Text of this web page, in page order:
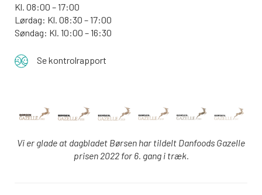
Kl. 08:00 – 17:00
Lørdag: Kl. 08:30 – 17:00
Søndag: Kl. 10:00 – 16:30
Se kontrolrapport
Vi er glade at dagbladet Børsen har tildelt Danfoods Gazelle
prisen 2022 for 6. gang i træk.